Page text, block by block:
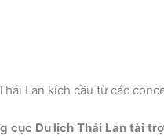
Lan kích cầu từ các
cục Du lịch Thái Lan tài